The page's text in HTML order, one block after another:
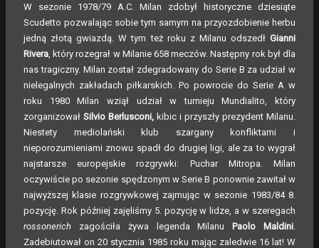
W sezonie 1978/79 A.C. Milan zdobył historyczne dziesiąte
Scudetto pozwalając sobie tym samym na przyozdobienie herbu
jedną złotą gwiazdą. W tym też roku z Milanu odszedł Gianni
Rivera , który rozegrał w Milanie 658 meczów. Następny rok był dla
nas tragiczny. Milan został zdegradowany do Serie B za udział w
nielegalnych zakładach piłkarskich. Po powrocie do Serie A w
roku 1980 Milan wziął udział w turnieju Mundialito, który
zorganizował Silvio Berlusconi, kibic i przyszły prezydent Milanu.
Niestety mediolański klub szargany konfliktami i
nieporozumieniami znowu spadł do drugiej ligi, ale za to wygrał
najstarsze europejskie rozgrywki: Puchar Mitropa. Milan
oczywiście po sezonie spędzonym w Serie B ponownie zawitał w
najwyższej klasie rozgrywkowej zajmując w sezonie 1983/84 8.
pozycję. Rok później zajęliśmy 5. pozycję w lidze, a w szeregach
rossonerich zagościła żywa legenda Milanu Paolo Maldini
Zadebiutował on 20 stycznia 1985 roku mając zaledwie 16 lat! W